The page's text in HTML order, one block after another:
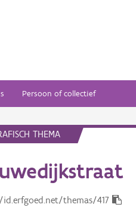
Persoon of collectief
THEMA
themas/417